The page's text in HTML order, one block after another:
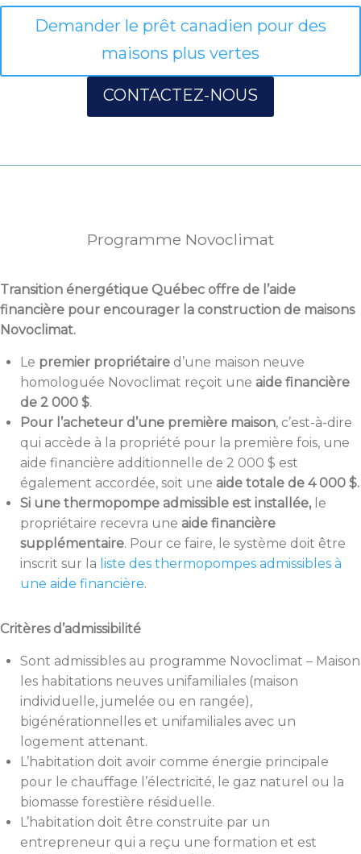
Demander le prêt canadien pour des
maisons plus vertes
CONTACTEZ-NOUS
Programme Novoclimat
Transition énergétique Québec offre de l’aide
financière pour encourager la construction de maisons
Novoclimat.
Le premier propriétaire d’une maison neuve
homologuée Novoclimat reçoit une aide financière
de 2 000 $.
Pour l’acheteur d’une première maison, c’est-à-dire
qui accède à la propriété pour la première fois, une
aide financière additionnelle de 2 000 $ est
également accordée, soit une aide totale de 4 000 $.
Si une thermopompe admissible est installée, le
propriétaire recevra une aide financière
supplémentaire. Pour ce faire, le système doit être
inscrit sur la liste des thermopompes admissibles à
une aide financière.
Critères d’admissibilité
Sont admissibles au programme Novoclimat – Maison
les habitations neuves unifamiliales (maison
individuelle, jumelée ou en rangée),
bigénérationnelles et unifamiliales avec un
logement attenant.
L’habitation doit avoir comme énergie principale
pour le chauffage l’électricité, le gaz naturel ou la
biomasse forestière résiduelle.
L’habitation doit être construite par un
entrepreneur qui a reçu une formation et est